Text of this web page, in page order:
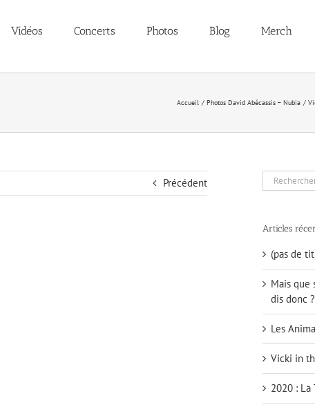
Vidéos Concerts Photos Blog Merch
Accueil Photos David Abécassis – Nubia
Précédent Rechercher:
Articles
(pas de
Mais que
dis donc ?
Les
Vicki in
2020 : La